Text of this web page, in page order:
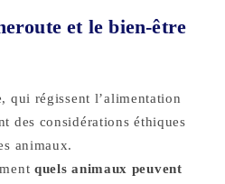
et le bien-être
qui régissent l’alimentation
des considérations éthiques
animaux.
quels animaux peuvent